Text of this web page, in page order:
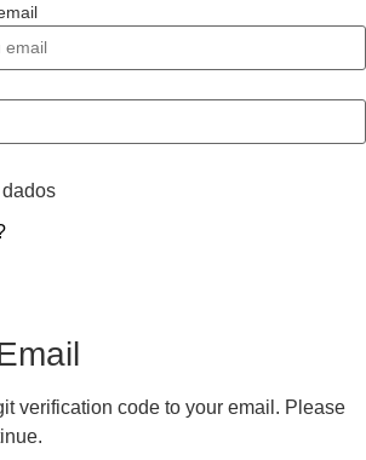
verification code to your email. Please